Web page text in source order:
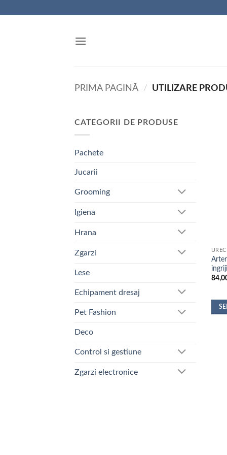
PRIMA PAGINĂ / UTILIZARE
CATEGORII DE PRODUSE
Pachete
Jucarii
Grooming
Igiena
Hrana
Zgarzi
Lese
Echipament dresaj
Pet Fashion
Deco
Control si gestiune
Zgarzi electronice